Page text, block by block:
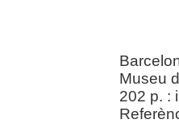
Museu
202 p. :